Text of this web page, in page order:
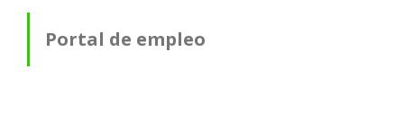
Portal de empleo